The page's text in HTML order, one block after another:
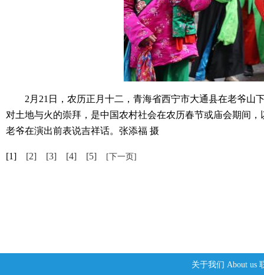
2月21日，农历正月十二，青海省西宁市大通县在老爷山下
对土地与火的崇拜，是中国农村社会在农历春节或庙会期间
老爷在演出前表说吉祥话。张添福 摄
[1] [2] [3] [4] [5] [下一页]
关于我们 About us